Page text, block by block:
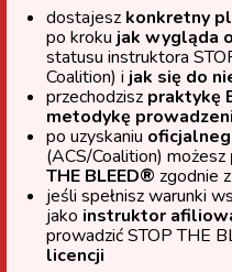
dostajesz konkretny
po kroku jak wygląda
statusu instruktora
Coalition) i jak się do
przechodzisz praktykę
metodykę
po uzyskaniu
(ACS/Coalition) możesz
THE BLEED® zgodnie
jeśli spełnisz warunki
jako instruktor
prowadzić STOP THE
licencji